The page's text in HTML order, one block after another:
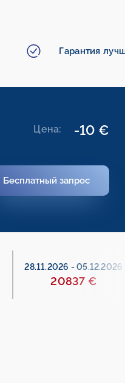
Гарантия
Цена: -10 €
Бесплатный запрос
28.11.2026 -05.12.2026
20837 €